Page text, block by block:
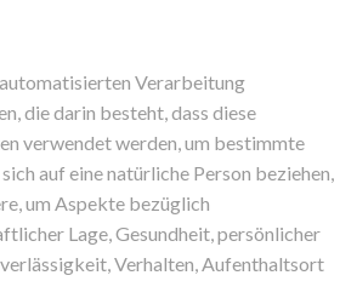
Verarbeitung
die darin besteht, dass diese
verwendet werden, um bestimmte
auf eine natürliche Person beziehen,
um Aspekte bezüglich
Lage, Gesundheit, persönlicher
Verhalten, Aufenthaltsort